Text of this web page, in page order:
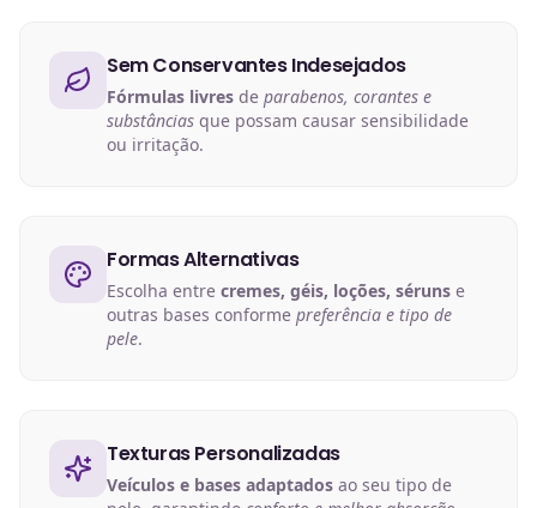
Sem Conservantes Indesejados
Fórmulas livres de parabenos, corantes e
substâncias que possam causar sensibilidade
ou irritação.
Formas Alternativas
Escolha entre cremes, géis, loções, séruns e
outras bases conforme preferência e tipo de
pele.
Texturas Personalizadas
Veículos e bases adaptados ao seu tipo de